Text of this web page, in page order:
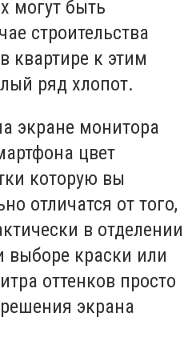
могут быть
строительства
квартире к этим
ряд хлопот.
экране монитора
цвет
которую вы
отличатся от того,
в отделении
выборе краски или
оттенков просто
экрана